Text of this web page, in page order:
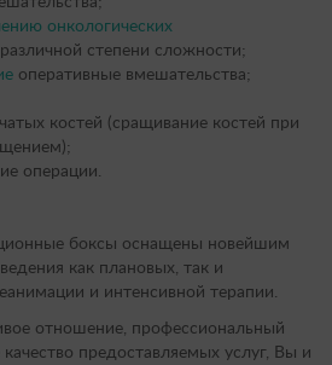
онкологических
различной степени сложности;
оперативные вмешательства;
костей (сращивание костей при
операции.
боксы оснащены новейшим
как плановых, так и
и интенсивной терапии.
отношение, профессиональный
предоставляемых услуг, Вы и